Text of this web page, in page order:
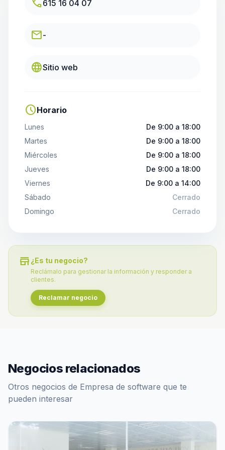
call615 16 04 07
email-
languageSitio web
scheduleHorario
Lunes
De 9:00 a 18:00
Martes
De 9:00 a 18:00
Miércoles
De 9:00 a 18:00
Jueves
De 9:00 a 18:00
Viernes
De 9:00 a 14:00
Sábado
Cerrado
Domingo
Cerrado
store ¿Es tu negocio?
Reclámalo para gestionar la información y responder a
clientes.
Reclamar negocio
Negocios relacionados
Otros negocios de Empresa de software que te
pueden interesar